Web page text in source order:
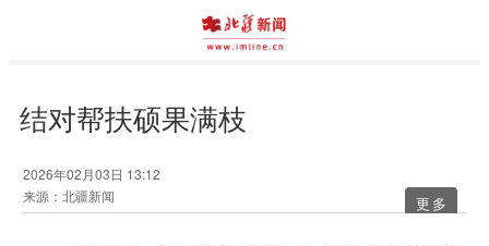
结对帮扶硕果满枝
2026年02月03日 13:12
来源：北疆新闻
更多